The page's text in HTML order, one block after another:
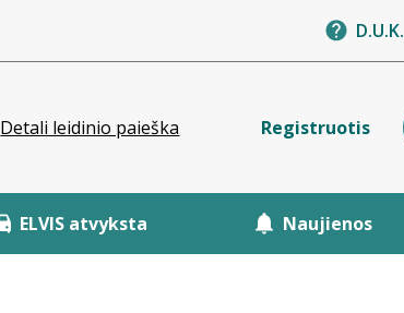
D.U.K.
Detali leidinio paieška Registruotis
ELVIS atvyksta Naujienos